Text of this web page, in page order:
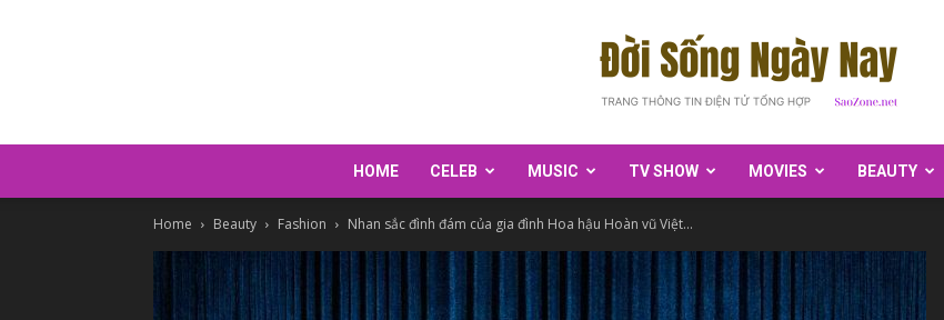
HOME CELEB MUSIC TV SHOW MOVIES BEAUTY
Home Beauty Fashion Nhan sắc đình đám của gia đình Hoa hậu Hoàn vũ Việt...